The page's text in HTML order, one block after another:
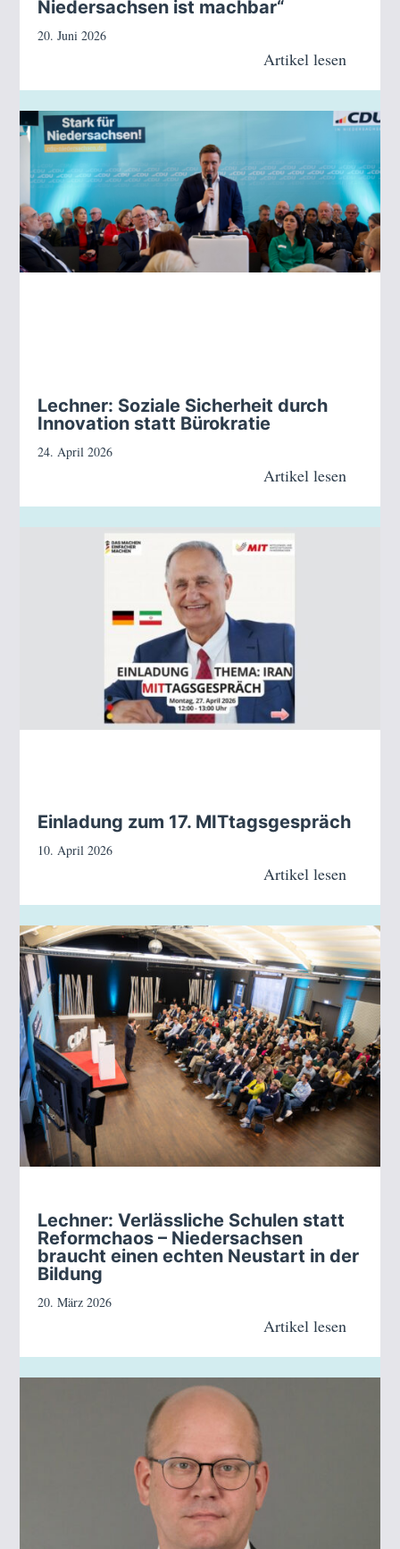
Niedersachsen ist machbar“
20. Juni 2026
Artikel lesen
Lechner: Soziale Sicherheit durch
Innovation statt Bürokratie
24. April 2026
Artikel lesen
Einladung zum 17. MITtagsgespräch
10. April 2026
Artikel lesen
Lechner: Verlässliche Schulen statt
Reformchaos – Niedersachsen
braucht einen echten Neustart in der
Bildung
20. März 2026
Artikel lesen